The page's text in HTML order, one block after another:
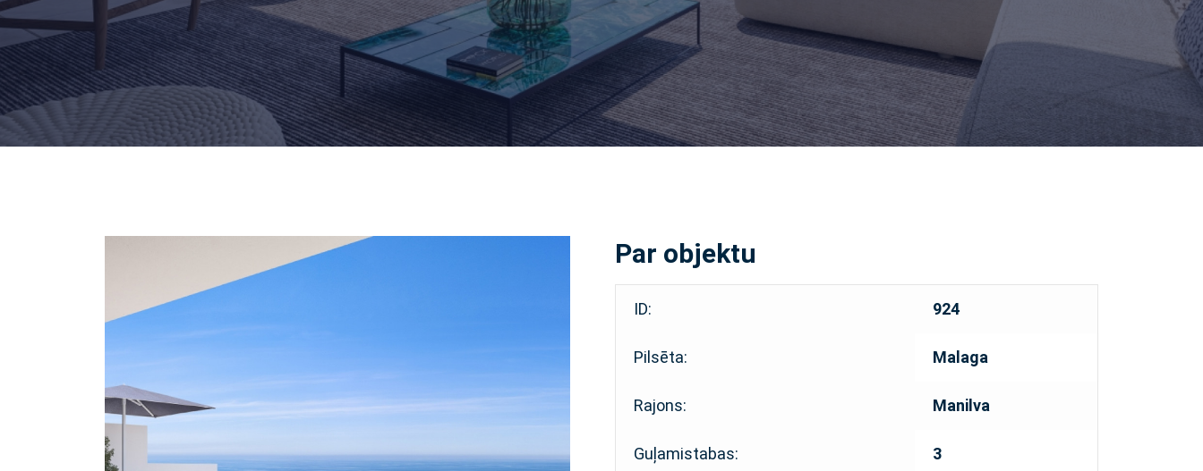
Par objektu
ID: 924
Pilsēta: Malaga
Rajons: Manilva
Guļamistabas: 3